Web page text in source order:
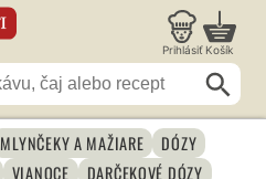
Prihlásiť Košík
MLYNČEKY A MAŽIARE
DÓZY
VIANOCE DARČEKOVÉ DÓZY